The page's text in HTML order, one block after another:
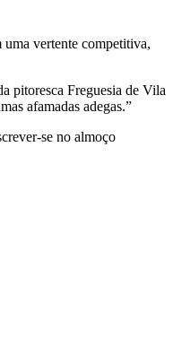
vertente competitiva,
pitoresca Freguesia de Vila
afamadas adegas.”
se no almoço